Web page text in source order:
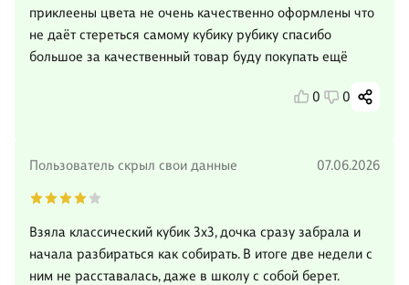
приклеены цвета не очень качественно оформлены что
не даёт стереться самому кубику рубику спасибо
большое за качественный товар буду покупать ещё
0 0
Пользователь скрыл свои данные 07.06.2026
Взяла классический кубик 3х3, дочка сразу забрала и
начала разбираться как собирать. В итоге две недели с
ним не расставалась, даже в школу с собой берет.